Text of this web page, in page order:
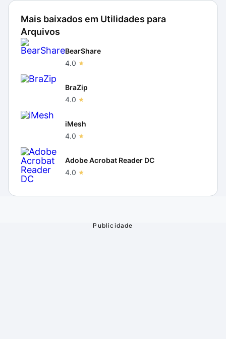
Mais baixados em Utilidades para
Arquivos
BearShare
4.0
BraZip
4.0
iMesh
4.0
Adobe Acrobat Reader DC
4.0